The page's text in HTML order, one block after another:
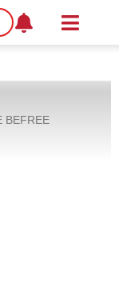
BEFREE